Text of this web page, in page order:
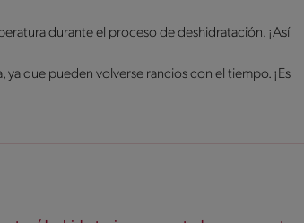
durante el proceso de deshidratación. ¡Así
que pueden volverse rancios con el tiempo. ¡Es